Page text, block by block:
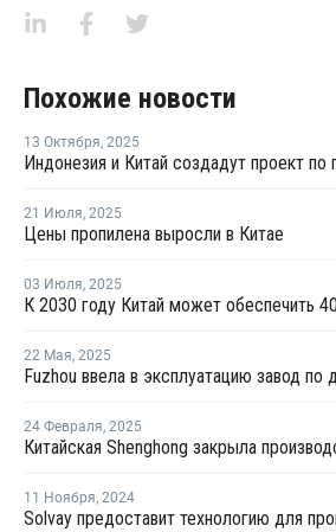
Похожие новости
13 Октября, 2025
21 Июля, 2025
Цены пропилена выросли в Китае
03 Июля, 2025
22 Мая, 2025
24 Февраля, 2025
11 Ноября, 2024